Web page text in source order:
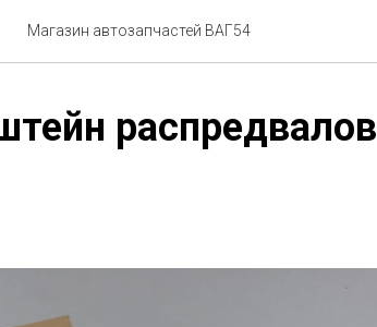
Магазин автозапчастей ВАГ54
распредвалов